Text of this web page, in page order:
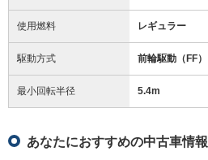
使用燃料 レギュラー
駆動方式 前輪駆動（FF）
最小回転半径 5.4m
あなたにおすすめの中古車情報